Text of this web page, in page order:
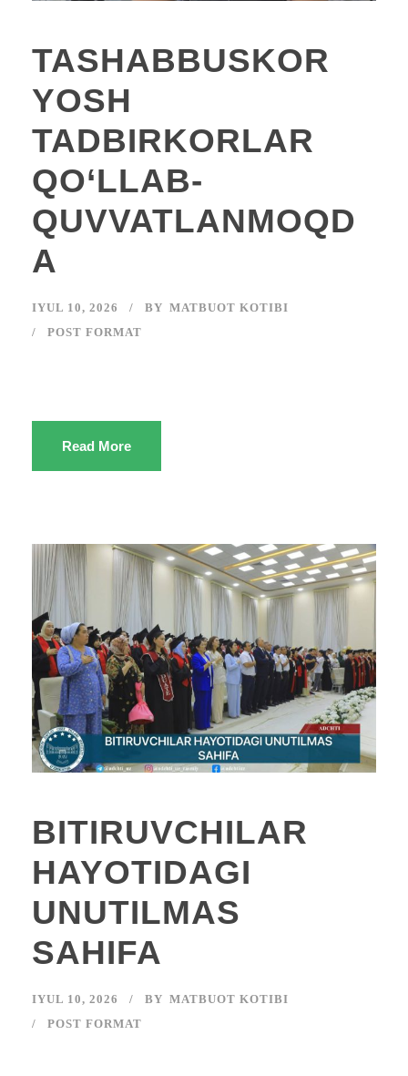
TASHABBUSKOR
YOSH
TADBIRKORLAR
QO‘LLAB-
QUVVATLANMOQD
A
IYUL 10, 2026 BY MATBUOT KOTIBI
POST FORMAT
Read More
BITIRUVCHILAR
HAYOTIDAGI
UNUTILMAS
SAHIFA
IYUL 10, 2026 BY MATBUOT KOTIBI
POST FORMAT